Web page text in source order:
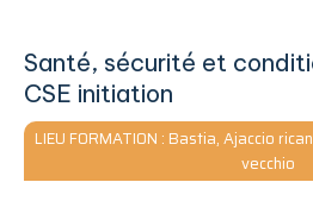
Santé, sécurité et
CSE initiation
LIEU FORMATION : Bastia, Ajaccio
vecchio